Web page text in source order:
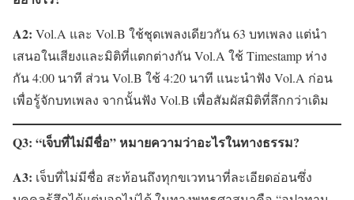
A2: Vol.A และ Vol.B ใช้ชุดเพลงเดียวกัน 63 บทเพลง แต่นำ
เสนอในเสียงและมิติที่แตกต่างกัน Vol.A ใช้ Timestamp ห่าง
กัน 4:00 นาที ส่วน Vol.B ใช้ 4:20 นาที แนะนำฟัง Vol.A ก่อน
เพื่อรู้จักบทเพลง จากนั้นฟัง Vol.B เพื่อสัมผัสมิติที่ลึกกว่าเดิม
Q3: “เจ็บที่ไม่มีชื่อ” หมายความว่าอะไรในทางธรรม?
A3: เจ็บที่ไม่มีชื่อ สะท้อนถึงทุกขเวทนาที่ละเอียดอ่อนซึ่ง